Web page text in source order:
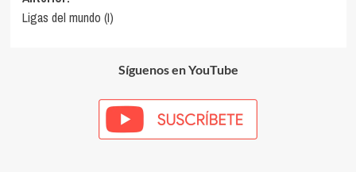
de
Ligas del mundo (I)
Síguenos en YouTube